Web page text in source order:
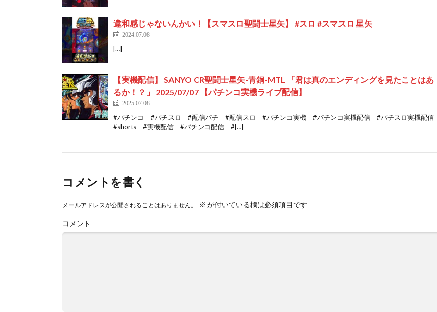
違和感じゃないんかい！【スマスロ聖闘士星矢】 #スロ #スマスロ 星矢
2024.07.08
[…]
【実機配信】 SANYO CR聖闘士星矢-青銅-MTL 「君は真のエンディングを見たことはあ
るか！？」 2025/07/07 【パチンコ実機ライブ配信】
2025.07.08
#パチンコ #パチスロ #配信パチ #配信スロ #パチンコ実機 #パチンコ実機配信 #パチスロ実機配信
#shorts #実機配信 #パチンコ配信 #[…]
コメントを書く
メールアドレスが公開されることはありません。 ※ が付いている欄は必須項目です
コメント